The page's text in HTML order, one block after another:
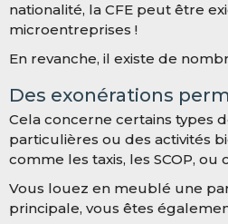
nationalité, la CFE peut être
microentreprises !
En revanche, il existe de
Des exonérations
Cela concerne certains types
particulières ou des activités
comme les taxis, les SCOP, ou
Vous louez en meublé une
principale, vous êtes